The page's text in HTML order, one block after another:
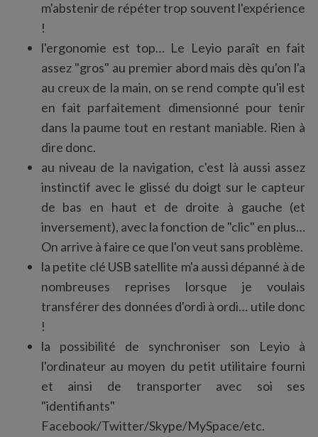
m'abstenir de répéter trop souvent l'expérience
!
l'ergonomie est top… Le Leyio paraît en fait
assez "gros" au premier abord mais dès qu'on l'a
au creux de la main, on se rend compte qu'il est
en fait parfaitement dimensionné pour tenir
dans la paume tout en restant maniable. Rien à
dire donc.
au niveau de la navigation, c'est là aussi assez
instinctif avec le glissé du doigt sur le capteur
de bas en haut et de droite à gauche (et
inversement), avec la fonction de "clic" en plus…
On arrive à faire ce que l'on veut sans problème.
la petite clé USB satellite m'a aussi dépanné à de
nombreuses reprises lorsque je voulais
transférer des données d'ordi à ordi… utile donc
!
la possibilité de synchroniser son Leyio à
l'ordinateur au moyen du petit utilitaire fourni
et ainsi de transporter avec soi ses
"identifiants"
Facebook/Twitter/Skype/MySpace/etc.